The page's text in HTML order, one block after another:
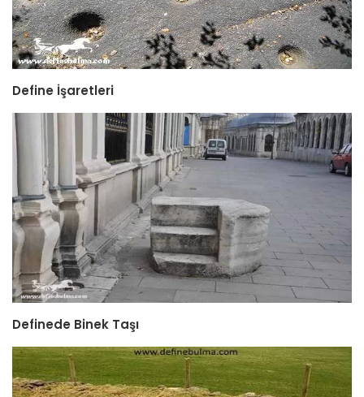
Define İşaretleri
Definede Binek Taşı